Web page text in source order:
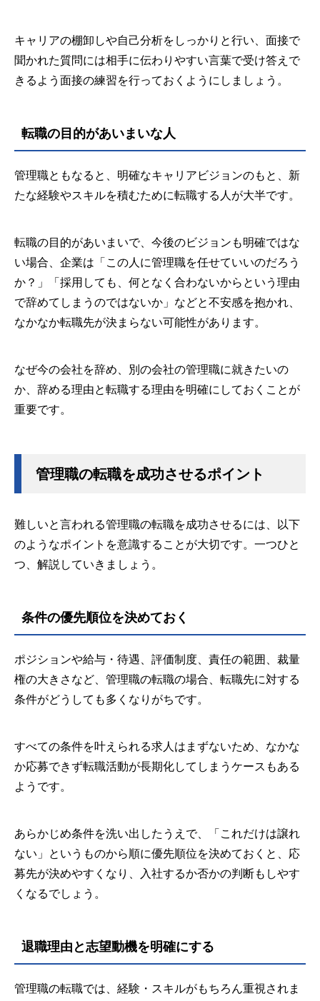
キャリアの棚卸しや自己分析をしっかりと行い、面接で
聞かれた質問には相手に伝わりやすい言葉で受け答えで
きるよう面接の練習を行っておくようにしましょう。
転職の目的があいまいな人
管理職ともなると、明確なキャリアビジョンのもと、新
たな経験やスキルを積むために転職する人が大半です。
転職の目的があいまいで、今後のビジョンも明確ではな
い場合、企業は「この人に管理職を任せていいのだろう
か？」「採用しても、何となく合わないからという理由
で辞めてしまうのではないか」などと不安感を抱かれ、
なかなか転職先が決まらない可能性があります。
なぜ今の会社を辞め、別の会社の管理職に就きたいの
か、辞める理由と転職する理由を明確にしておくことが
重要です。
管理職の転職を成功させるポイント
難しいと言われる管理職の転職を成功させるには、以下
のようなポイントを意識することが大切です。一つひと
つ、解説していきましょう。
条件の優先順位を決めておく
ポジションや給与・待遇、評価制度、責任の範囲、裁量
権の大きさなど、管理職の転職の場合、転職先に対する
条件がどうしても多くなりがちです。
すべての条件を叶えられる求人はまずないため、なかな
か応募できず転職活動が長期化してしまうケースもある
ようです。
あらかじめ条件を洗い出したうえで、「これだけは譲れ
ない」というものから順に優先順位を決めておくと、応
募先が決めやすくなり、入社するか否かの判断もしやす
くなるでしょう。
退職理由と志望動機を明確にする
管理職の転職では、経験・スキルがもちろん重視されま